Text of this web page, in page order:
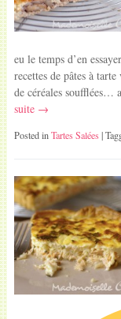
eu le temps d’en
recettes de pâtes à
de céréales soufflées…
suite →
Posted inTartes Salées |